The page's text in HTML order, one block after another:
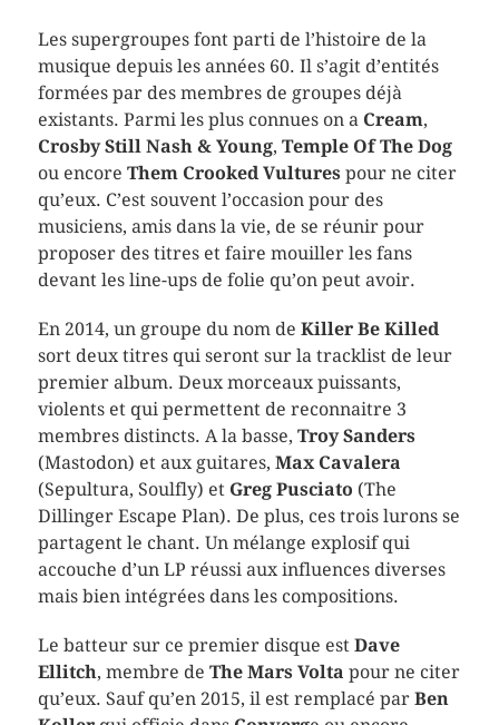
Les supergroupes font parti de l’histoire de la
musique depuis les années 60. Il s’agit d’entités
formées par des membres de groupes déjà
existants. Parmi les plus connues on a Cream,
Crosby Still Nash & Young, Temple Of The Dog
ou encore Them Crooked Vulturespour ne citer
qu’eux. C’est souvent l’occasion pour des
musiciens, amis dans la vie, de se réunir pour
proposer des titres et faire mouiller les fans
devant les line-ups de folie qu’on peut avoir.
En 2014, un groupe du nom de Killer Be Killed
sort deux titres qui seront sur la tracklist de leur
premier album. Deux morceaux puissants,
violents et qui permettent de reconnaitre 3
membres distincts. A la basse, Troy Sanders
(Mastodon) et aux guitares, Max Cavalera
(Sepultura, Soulfly) et Greg Pusciato (The
Dillinger Escape Plan). De plus, ces trois lurons se
partagent le chant. Un mélange explosif qui
accouche d’un LP réussi aux influences diverses
mais bien intégrées dans les compositions.
Le batteur sur ce premier disque est Dave
Ellitch, membre de The Mars Volta pour ne citer
qu’eux. Sauf qu’en 2015, il est remplacé par Ben